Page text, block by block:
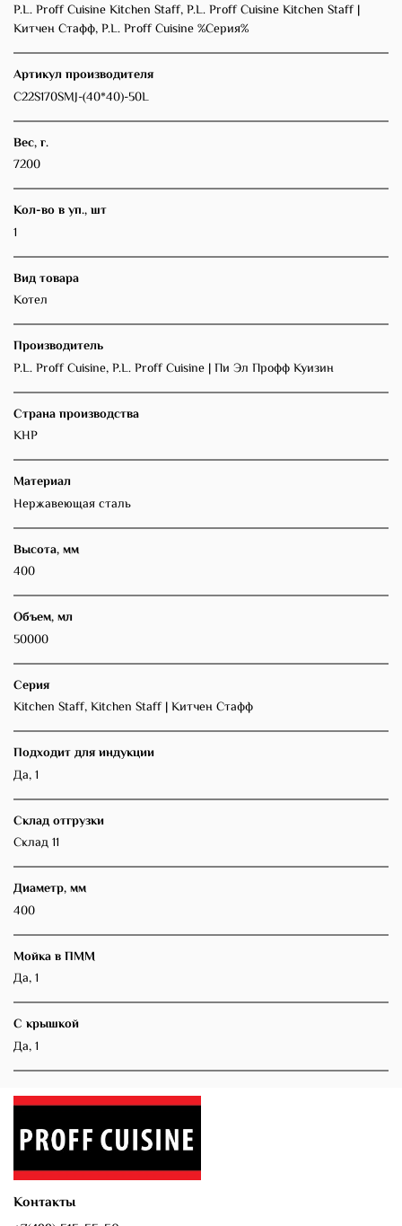
P.L. Proff Cuisine Kitchen Staff, P.L. Proff Cuisine Kitchen Staff |
Китчен Стафф, P.L. Proff Cuisine %Серия%
Артикул производителя
C22S170SMJ-(40*40)-50L
Вес, г.
7200
Кол-во в уп., шт
1
Вид товара
Котел
Производитель
P.L. Proff Cuisine, P.L. Proff Cuisine | Пи Эл Профф Куизин
Страна производства
КНР
Материал
Нержавеющая сталь
Высота, мм
400
Объем, мл
50000
Серия
Kitchen Staff, Kitchen Staff | Китчен Стафф
Подходит для индукции
Да, 1
Склад отгрузки
Склад 11
Диаметр, мм
400
Мойка в ПММ
Да, 1
С крышкой
Да, 1
Контакты